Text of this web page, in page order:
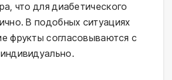
что для диабетического
В подобных ситуациях
фрукты согласовываются с